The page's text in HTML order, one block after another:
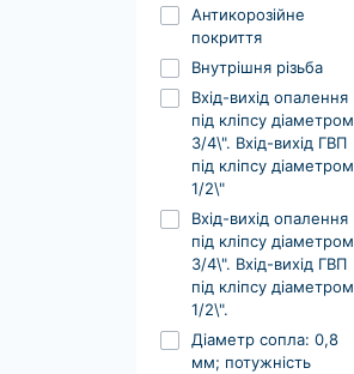
Антикорозійне
покриття
Внутрішня різьба
Вхід-вихід опалення
під кліпсу діаметром
3/4\". Вхід-вихід ГВП
під кліпсу діаметром
1/2\"
Вхід-вихід опалення
під кліпсу діаметром
3/4\". Вхід-вихід ГВП
під кліпсу діаметром
1/2\".
Діаметр сопла: 0,8
мм; потужність